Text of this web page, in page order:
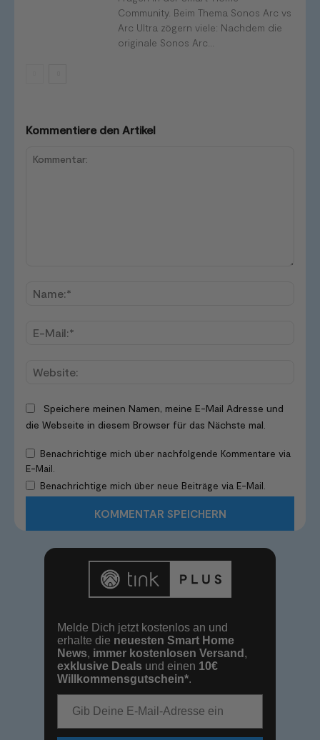
Community. Beim Thema Sonos Arc vs
Arc Ultra zögern viele: Nachdem die
originale Sonos Arc...
Kommentiere den Artikel
Speichere meinen Namen, meine E-Mail Adresse und
die Webseite in diesem Browser für das Nächste mal.
Benachrichtige mich über nachfolgende Kommentare via
E-Mail.
Benachrichtige mich über neue Beiträge via E-Mail.
Melde Dich jetzt kostenlos an und
erhalte die neuesten Smart Home
News, immer kostenlosen Versand ,
exklusive Deals und einen 10€
Willkommensgutschein*.